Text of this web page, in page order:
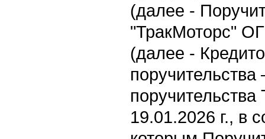
(далее -
"ТракМоторс"
(далее -
поручительства
19.01.2026 г., в